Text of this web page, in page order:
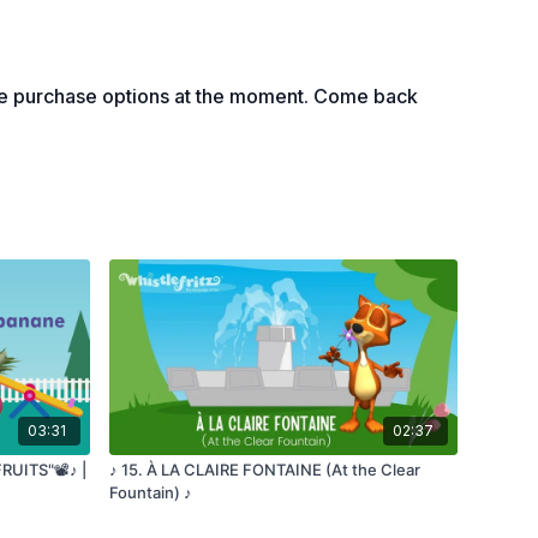
purchase options at the moment. Come back
03:31
|
02:37
♪ 15. À LA CLAIRE FONTAINE (At the Clear
Fountain) ♪